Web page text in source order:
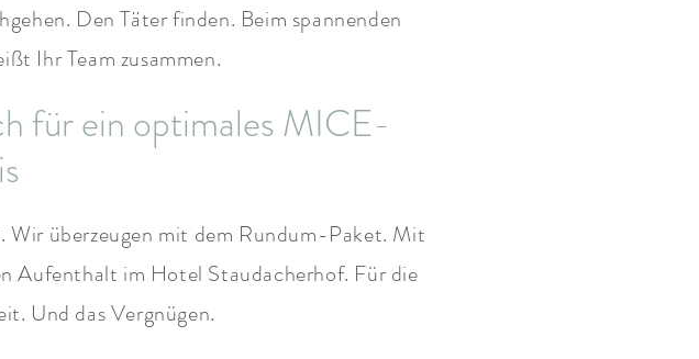
Den Täter finden. Beim spannenden
Ihr Team zusammen.
für ein optimales MICE-
Wir überzeugen mit dem Rundum-Paket. Mit
Aufenthalt im Hotel Staudacherhof. Für die
Und das Vergnügen.